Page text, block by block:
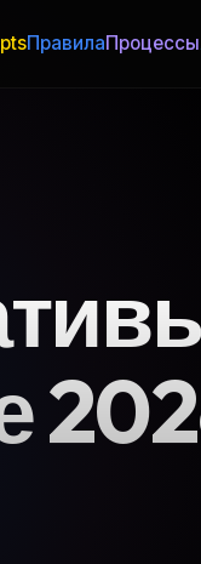
ПравилаПроцессы